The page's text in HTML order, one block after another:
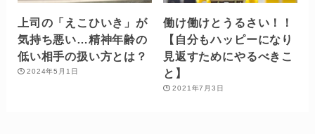
上司の「えこひいき」が
気持ち悪い…精神年齢の
低い相手の扱い方とは？
2024年5月1日
働け働けとうるさい！！
【自分もハッピーになり
見返すためにやるべきこ
と】
2021年7月3日